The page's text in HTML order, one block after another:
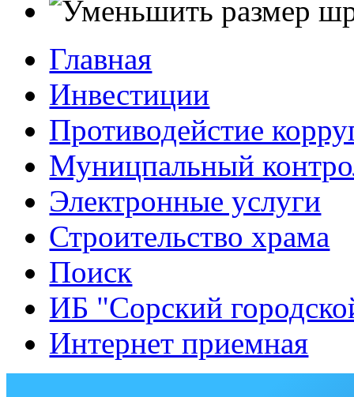
Главная
Инвестиции
Противодейстие
Муницпальный
Электронные услуги
Строительство храма
Поиск
ИБ "Сорский
Интернет приемная